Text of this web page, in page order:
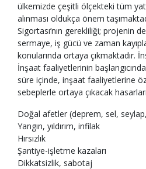
ülkemizde çeşitli ölçekteki tüm
alınması oldukça önem
Sigortası’nın gerekliliği; projenin
sermaye, iş gücü ve zaman
konularında ortaya çıkmaktadır.
İnşaat faaliyetlerinin
süre içinde, inşaat faaliyetlerine
sebeplerle ortaya çıkacak
Doğal afetler (deprem, sel,
Yangın, yıldırım, infilak
Hırsızlık
Şantiye-işletme kazaları
Dikkatsizlik, sabotaj